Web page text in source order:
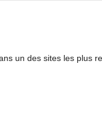
un des sites les plus